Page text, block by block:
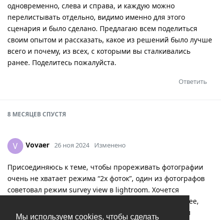
Мы используем cookies, чтобы сделать
одновременно, слева и справа, и каждую можно
перелистывать отдельно, видимо именно для этого
сценария и было сделано. Предлагаю всем поделиться
своим опытом и рассказать, какое из решений было лучше
всего и почему, из всех, с которыми вы сталкивались
ранее. Поделитесь пожалуйста.
Ответить
8 МЕСЯЦЕВСПУСТЯ
V Vovaer 26 ноя 2024 Изменено
Присоединяюсь к теме, чтобы прореживать фотографии
очень не хватает режима “2х фоток”, один из фотографов
советовал режим survey view в lightroom. Хочется
увеличить кандидатов на удаление как можно крупнее,
чтобы разглядеть как можно больше деталей, самым